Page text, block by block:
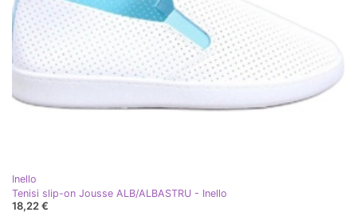
Inello
Tenisi slip-on Jousse ALB/ALBASTRU - Inello
18,22 €